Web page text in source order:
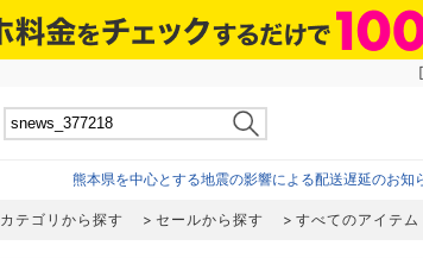
熊本県を中心とする地震の影響による配送遅延のお知
カテゴリから探す セールから探す すべてのアイテム